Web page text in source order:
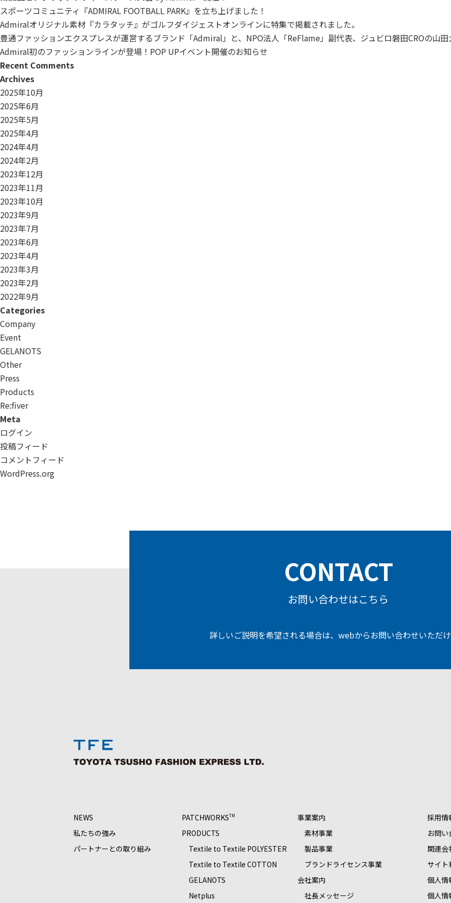
スポーツコミュニティ『ADMIRAL FOOTBALL PARK』を立ち上げました！
Admiralオリジナル素材『カラタッチ』がゴルフダイジェストオンラインに特集で掲載されました。
豊通ファッションエクスプレスが運営するブランド「Admiral」と、NPO法人「ReFlame」副代表、ジュビロ磐田CROの山
Admiral初のファッションラインが登場！POP UPイベント開催のお知らせ
Recent Comments
Archives
2025年10月
2025年6月
2025年5月
2025年4月
2024年4月
2024年2月
2023年12月
2023年11月
2023年10月
2023年9月
2023年7月
2023年6月
2023年4月
2023年3月
2023年2月
2022年9月
Categories
Company
Event
GELANOTS
Other
Press
Products
Re:ﬁver
Meta
ログイン
投稿フィード
コメントフィード
WordPress.org
CONTACT
お問い合わせはこちら
詳しいご説明を希望される場合は、 webからお問い合わせいただ
NEWS
私たちの強み
パートナーとの取り組み
PATCHWORKSTM
PRODUCTS
Textile to Textile POLYESTER
Textile to Textile COTTON
GELANOTS
Netplus
事業案内
素材事業
製品事業
ブランドライセンス事業
会社案内
社長メッセージ
採用情
お問い
関連会
サイト
個人情
個人情